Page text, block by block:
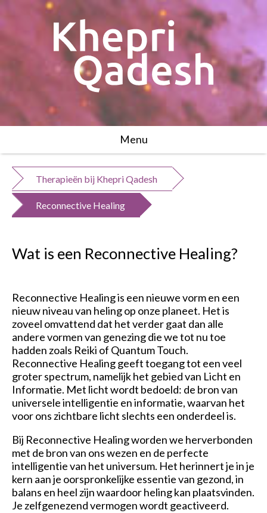
Menu
Therapieën bij Khepri Qadesh
Reconnective Healing
Wat is een Reconnective Healing?
Reconnective Healing is een nieuwe vorm en een
nieuw niveau van heling op onze planeet. Het is
zoveel omvattend dat het verder gaat dan alle
andere vormen van genezing die we tot nu toe
hadden zoals Reiki of Quantum Touch.
Reconnective Healing geeft toegang tot een veel
groter spectrum, namelijk het gebied van Licht en
Informatie. Met licht wordt bedoeld: de bron van
universele intelligentie en informatie, waarvan het
voor ons zichtbare licht slechts een onderdeel is.
Bij Reconnective Healing worden we herverbonden
met de bron van ons wezen en de perfecte
intelligentie van het universum. Het herinnert je in je
kern aan je oorspronkelijke essentie van gezond, in
balans en heel zijn waardoor heling kan plaatsvinden.
Je zelfgenezend vermogen wordt geactiveerd.